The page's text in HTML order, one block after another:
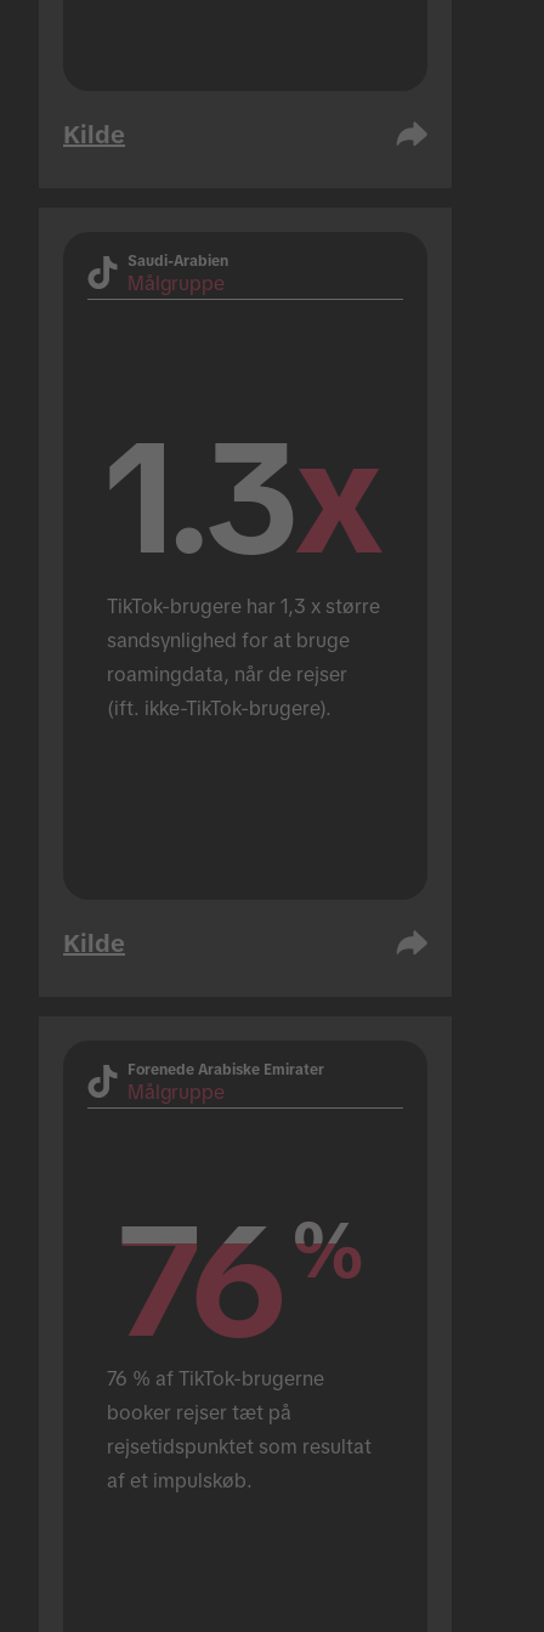
Kilde
Saudi-Arabien
Målgruppe
1.3x
TikTok-brugere har 1,3 x større
sandsynlighed for at bruge
roamingdata, når de rejser
(ift. ikke-TikTok-brugere).
Kilde
Forenede Arabiske Emirater
Målgruppe
76%
76%
76 % af TikTok-brugerne
booker rejser tæt på
rejsetidspunktet som resultat
af et impulskøb.